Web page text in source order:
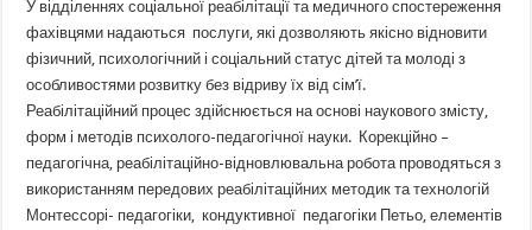
У відділеннях соціальної реабілітації та медичного спостереження
фахівцями надаються послуги, які дозволяють якісно відновити
фізичний, психологічний і соціальний статус дітей та молоді з
особливостями розвитку без відриву їх від сім’ї.
Реабілітаційний процес здійснюється на основі наукового змісту,
форм і методів психолого-педагогічної науки. Корекційно –
педагогічна, реабілітаційно-відновлювальна робота проводяться з
використанням передових реабілітаційних методик та технологій
Монтессорі- педагогіки, кондуктивної педагогіки Петьо, елементів